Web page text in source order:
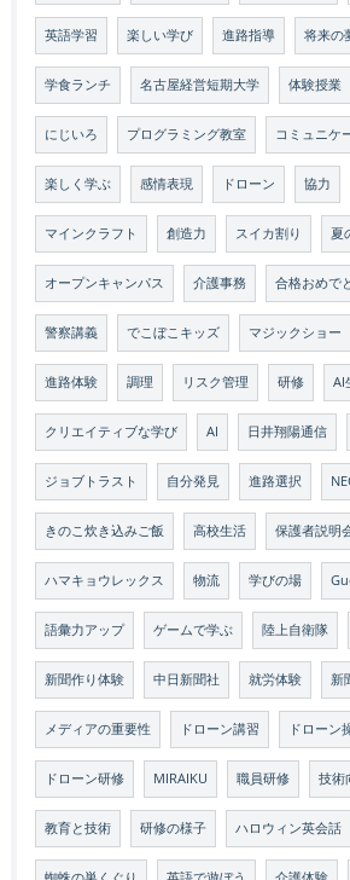
英語学習 楽しい学び 進路指導 将来の
学食ランチ 名古屋経営短期大学 体験授業
にじいろ プログラミング教室 コミュニケ
楽しく学ぶ 感情表現 ドローン 協力
マインクラフト 創造力 スイカ割り 夏
オープンキャンパス 介護事務 合格おめで
警察講義 でこぼこキッズ マジックショー
進路体験 調理 リスク管理 研修 AI
クリエイティブな学び AI 日井翔陽通信
ジョブトラスト 自分発見 進路選択
きのこ炊き込みご飯 高校生活 保護者説明
ハマキョウレックス 物流 学びの場
語彙力アップ ゲームで学ぶ 陸上自衛隊
新聞作り体験 中日新聞社 就労体験 新
メディアの重要性 ドローン講習 ドローン
ドローン研修 MIRAIKU 職員研修 技術
教育と技術 研修の様子 ハロウィン英会話